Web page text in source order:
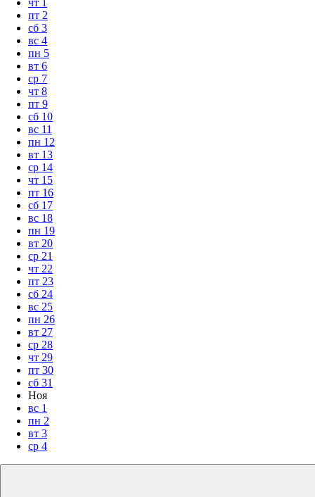
пт 2
сб 3
вс 4
пн 5
вт 6
ср 7
чт 8
пт 9
сб 10
вс 11
пн 12
вт 13
ср 14
чт 15
пт 16
сб 17
вс 18
пн 19
вт 20
ср 21
чт 22
пт 23
сб 24
вс 25
пн 26
вт 27
ср 28
чт 29
пт 30
сб 31
Ноя
вс 1
пн 2
вт 3
ср 4